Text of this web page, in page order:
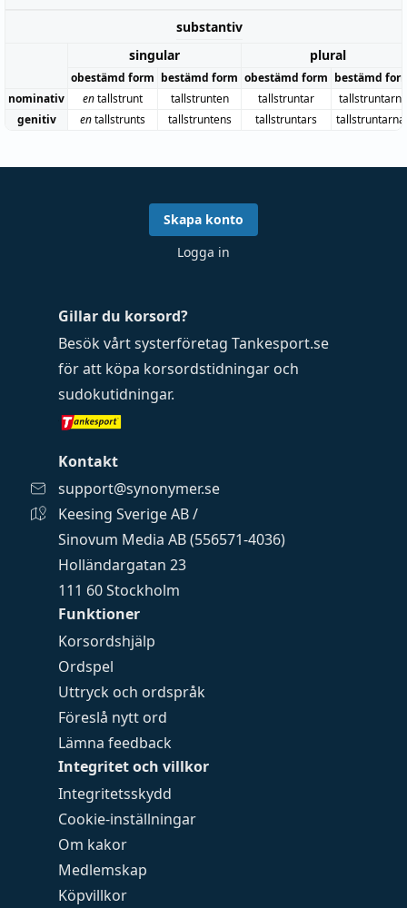
substantiv
singular
plural
obestämd form bestämd form obestämd form bestämd
nominativ
entallstrunt tallstrunten tallstruntar
tallstruntarna
genitiv
entallstrunts tallstruntens tallstruntars
Funktioner
Korsordshjälp
Ordspel
Uttryck och ordspråk
Föreslå nytt ord
Lämna feedback
Integritet och villkor
Integritetsskydd
Cookie-inställningar
Om kakor
Medlemskap
Köpvillkor
Gillar du korsord?
Besök vårt systerföretag Tankesport.se
för att köpa korsordstidningar och
sudokutidningar.
Kontakt
support@synonymer.se
Keesing Sverige AB /
Sinovum Media AB (556571-4036)
Holländargatan 23
111 60 Stockholm
Skapa konto
Logga in